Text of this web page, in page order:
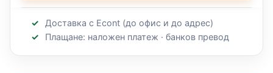
Доставка с Econt (до офис и до адрес)
Плащане: наложен платеж · банков превод